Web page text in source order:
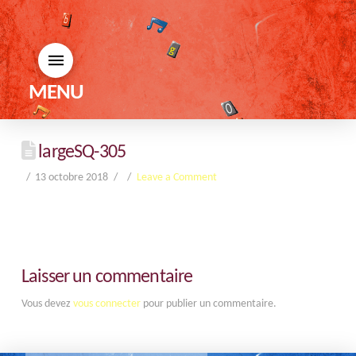
MENU
largeSQ-305
13 octobre 2018 Leave a Comment
Laisser un commentaire
Vous devez vous connecterpour publier un commentaire.